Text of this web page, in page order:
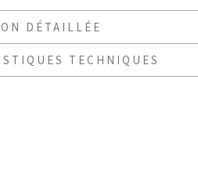
DÉTAILLÉE
TECHNIQUES